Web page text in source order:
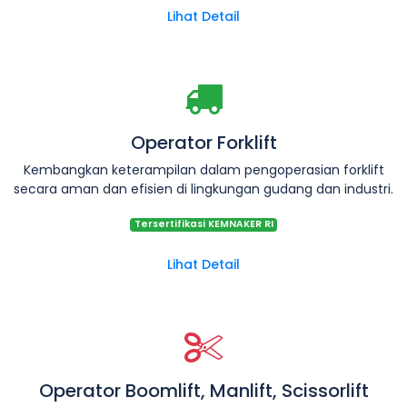
Lihat Detail
Operator Forklift
Kembangkan keterampilan dalam pengoperasian forklift
secara aman dan efisien di lingkungan gudang dan industri.
Tersertifikasi KEMNAKER RI
Lihat Detail
Operator Boomlift, Manlift, Scissorlift